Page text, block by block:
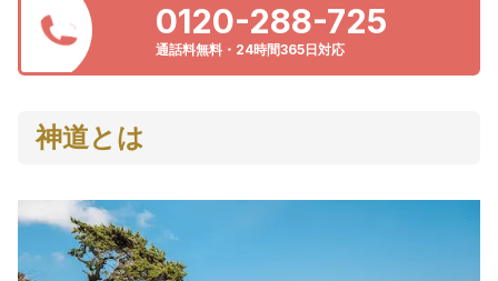
0120-288-725
通話料無料・24時間365日対応
神道とは